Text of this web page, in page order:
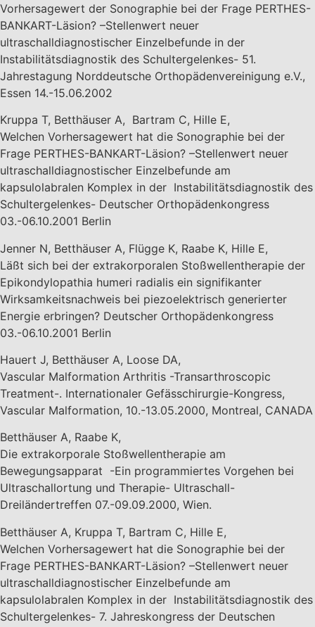
Vorhersagewert der Sonographie bei der Frage PERTHES-
BANKART-Läsion? –Stellenwert neuer
ultraschalldiagnostischer Einzelbefunde in der
Instabilitätsdiagnostik des Schultergelenkes- 51.
Jahrestagung Norddeutsche Orthopädenvereinigung e.V.,
Essen 14.-15.06.2002
Kruppa T, Betthäuser A, Bartram C, Hille E,
Welchen Vorhersagewert hat die Sonographie bei der
Frage PERTHES-BANKART-Läsion? –Stellenwert neuer
ultraschalldiagnostischer Einzelbefunde am
kapsulolabralen Komplex in der Instabilitätsdiagnostik des
Schultergelenkes- Deutscher Orthopädenkongress
03.-06.10.2001 Berlin
Jenner N, Betthäuser A, Flügge K, Raabe K, Hille E,
Läßt sich bei der extrakorporalen Stoßwellentherapie der
Epikondylopathia humeri radialis ein signifikanter
Wirksamkeitsnachweis bei piezoelektrisch generierter
Energie erbringen? Deutscher Orthopädenkongress
03.-06.10.2001 Berlin
Hauert J, Betthäuser A, Loose DA,
Vascular Malformation Arthritis -Transarthroscopic
Treatment-. Internationaler Gefässchirurgie-Kongress,
Vascular Malformation, 10.-13.05.2000, Montreal, CANADA
Betthäuser A, Raabe K,
Die extrakorporale Stoßwellentherapie am
Bewegungsapparat -Ein programmiertes Vorgehen bei
Ultraschallortung und Therapie- Ultraschall-
Dreiländertreffen 07.-09.09.2000, Wien.
Betthäuser A, Kruppa T, Bartram C, Hille E,
Welchen Vorhersagewert hat die Sonographie bei der
Frage PERTHES-BANKART-Läsion? –Stellenwert neuer
ultraschalldiagnostischer Einzelbefunde am
kapsulolabralen Komplex in der Instabilitätsdiagnostik des
Schultergelenkes- 7. Jahreskongress der Deutschen